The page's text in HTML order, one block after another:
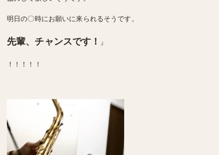
明日の〇時にお願いに来られるそうです。
先輩、チャンスです！ 』
！！！！！